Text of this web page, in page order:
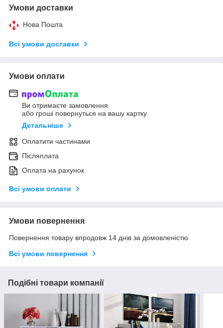
Умови доставки
Нова Пошта
Всі умови доставки
Умови оплати
Ви отримаєте замовлення
або гроші повернуться на вашу картку
Детальніше
Оплатити частинами
Післяплата
Оплата на рахунок
Всі умови оплати
Умови повернення
Повернення товару впродовж 14 днів за домовленістю
Всі умови повернення
Подібні товари компанії